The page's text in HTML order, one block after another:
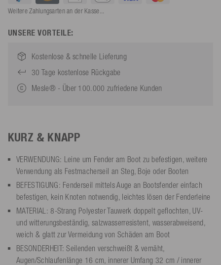
Weitere Zahlungsarten an der Kasse...
UNSERE VORTEILE:
Kostenlose & schnelle Lieferung
30 Tage kostenlose Rückgabe
Mesle® - Über 100.000 zufriedene Kunden
KURZ & KNAPP
VERWENDUNG: Leine um Fender am Boot zu befestigen, weitere
Verwendung als Festmacherseil an Steg, Boje oder Booten
BEFESTIGUNG: Fenderseil mittels Auge an Bootsfender einfach
befestigen, kein Knoten notwendig, leichtes lösen der Fenderleine
MATERIAL: 8-Strang Polyester Tauwerk doppelt geflochten, UV-
und witterungsbeständig, salzwasserresistent, wasserabweisend,
weich & glatt zur Vermeidung von Schäden am Boot
BESONDERHEIT: Seilenden verschweißt & vernäht,
Augen/Schlaufenlänge 16 cm, innerer Umfang 32 cm / innerer